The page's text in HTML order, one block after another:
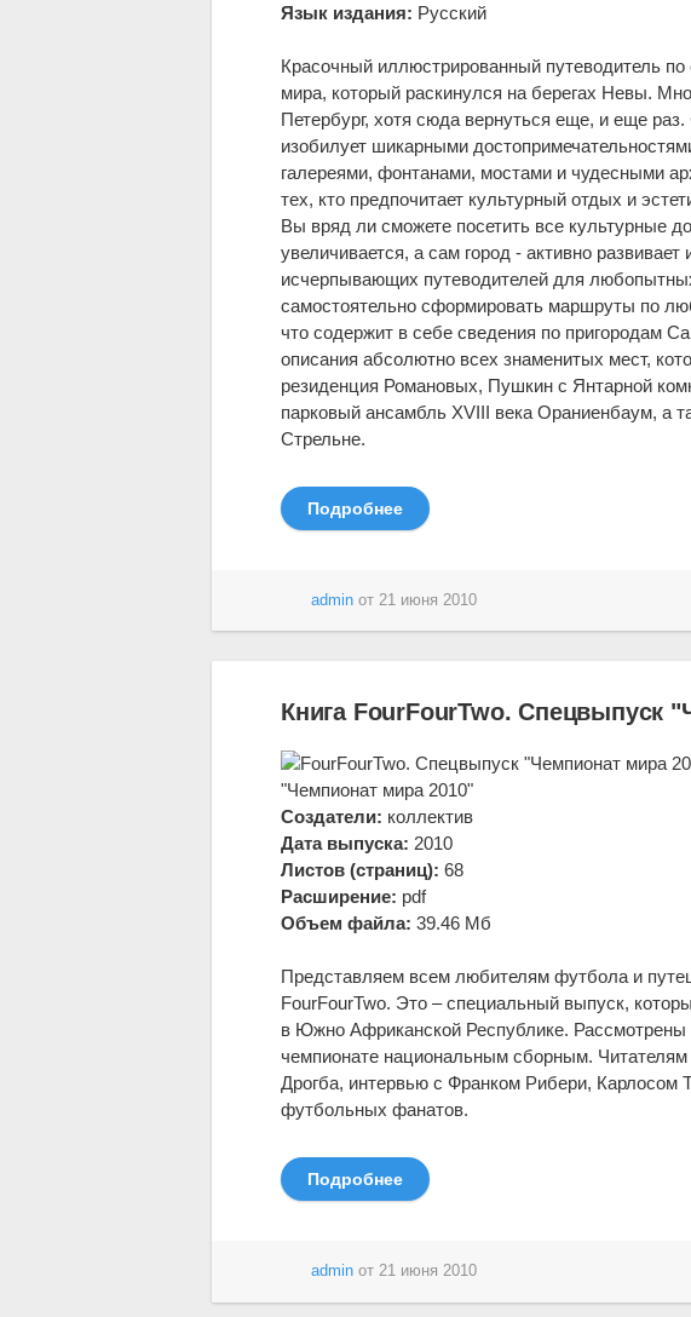
Язык издания: Русский
Красочный иллюстрированный путеводитель
мира, который раскинулся на берегах Невы.
Петербург, хотя сюда вернуться еще, и еще
изобилует шикарными
галереями, фонтанами, мостами и чудесными
тех, кто предпочитает культурный отдых и
Вы вряд ли сможете посетить все культурные
увеличивается, а сам город - активно
исчерпывающих путеводителей для
самостоятельно сформировать маршруты по
что содержит в себе сведения по пригородам
описания абсолютно всех знаменитых мест,
резиденция Романовых, Пушкин с Янтарной
парковый ансамбль XVIII века Ораниенбаум, а
Стрельне.
Подробнее
admin от21 июня 2010
Книга FourFourTwo. Спецвыпуск
"Чемпионат мира 2010"
Создатели: коллектив
Дата выпуска: 2010
Листов (страниц): 68
Расширение: pdf
Объем файла: 39.46 Мб
Представляем всем любителям футбола и
FourFourTwo. Это – специальный выпуск,
в Южно Африканской Республике.
чемпионате национальным сборным. Читателям
Дрогба, интервью с Франком Рибери,
футбольных фанатов.
Подробнее
admin от21 июня 2010